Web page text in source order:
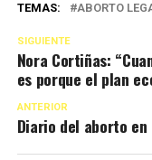
TEMAS: ABORTO
SIGUIENTE
Nora Cortiñas:
es porque el plan
ANTERIOR
Diario del aborto en